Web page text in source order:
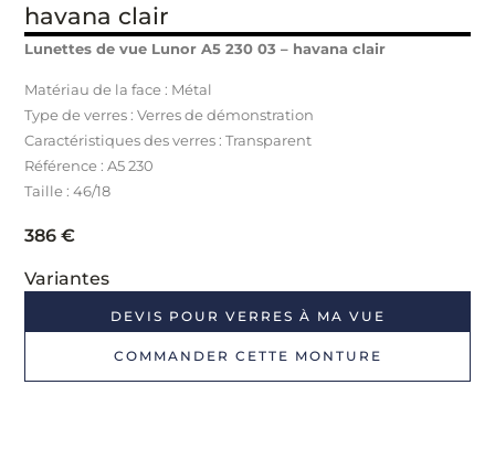
havana clair
Lunettes de vue Lunor A5 230 03 – havana clair
Matériau de la face : Métal
Type de verres : Verres de démonstration
Caractéristiques des verres : Transparent
Référence : A5 230
Taille : 46/18
386€
Variantes
DEVIS POUR VERRES À MA VUE
COMMANDER CETTE MONTURE